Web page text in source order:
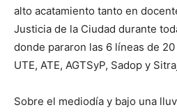
alto acatamiento tanto en
Justicia de la Ciudad durante
donde pararon las 6 líneas de
UTE, ATE, AGTSyP, Sadop y
Sobre el mediodía y bajo una